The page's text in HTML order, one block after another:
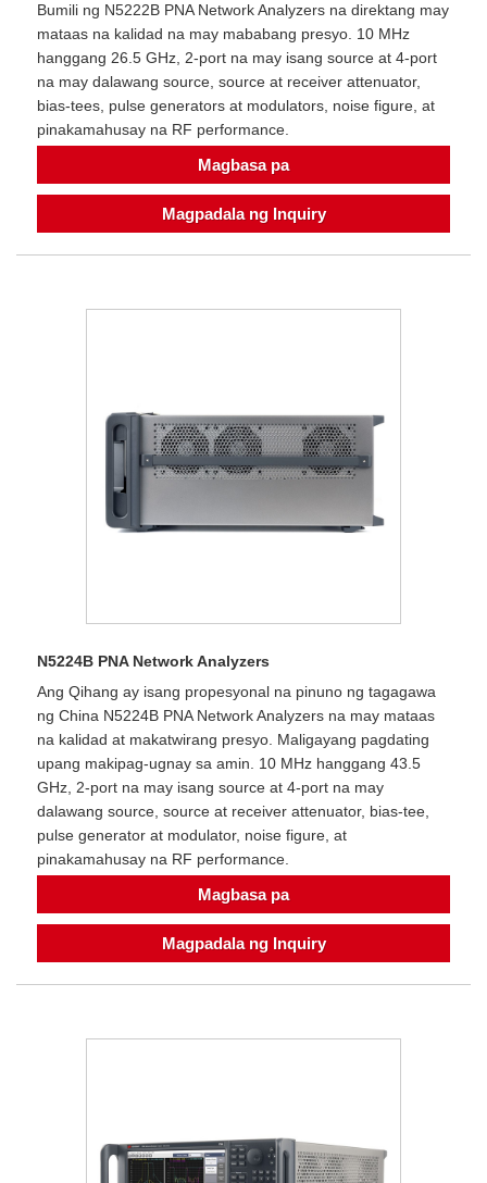
Bumili ng N5222B PNA Network Analyzers na direktang may
mataas na kalidad na may mababang presyo. 10 MHz
hanggang 26.5 GHz, 2-port na may isang source at 4-port
na may dalawang source, source at receiver attenuator,
bias-tees, pulse generators at modulators, noise figure, at
pinakamahusay na RF performance.
Magbasa pa
Magpadala ng Inquiry
N5224B PNA Network Analyzers
Ang Qihang ay isang propesyonal na pinuno ng tagagawa
ng China N5224B PNA Network Analyzers na may mataas
na kalidad at makatwirang presyo. Maligayang pagdating
upang makipag-ugnay sa amin. 10 MHz hanggang 43.5
GHz, 2-port na may isang source at 4-port na may
dalawang source, source at receiver attenuator, bias-tee,
pulse generator at modulator, noise figure, at
pinakamahusay na RF performance.
Magbasa pa
Magpadala ng Inquiry